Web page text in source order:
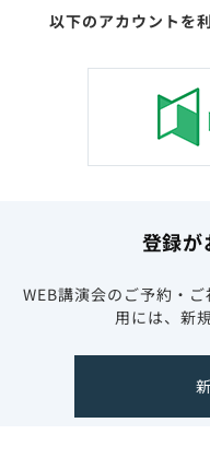
以下のアカウントを
登録
WEB講演会のご予約・
用には、新